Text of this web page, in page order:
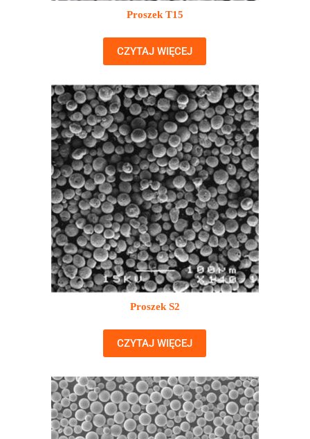
Proszek T15
CZYTAJ WIĘCEJ
Proszek S2
CZYTAJ WIĘCEJ